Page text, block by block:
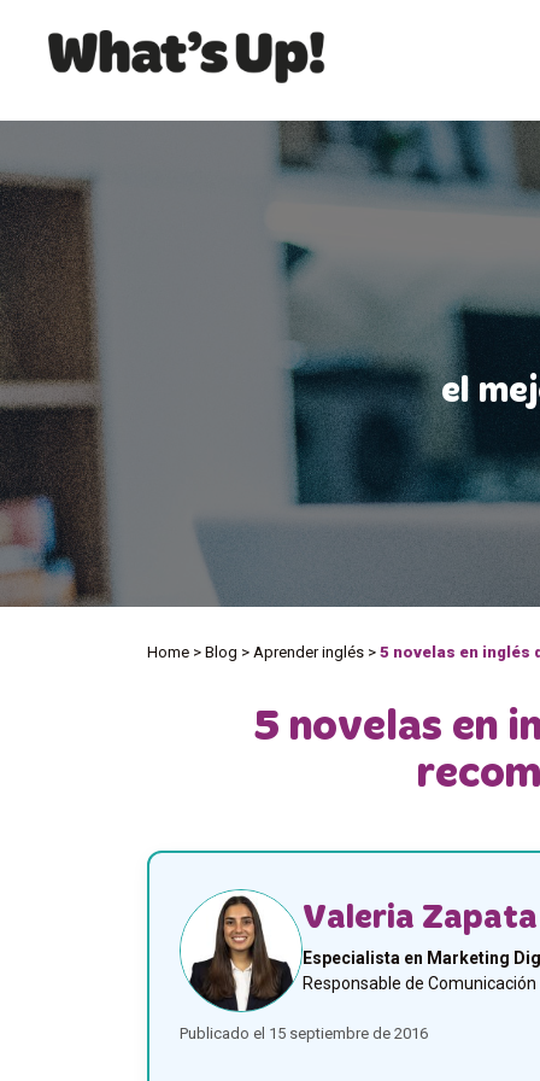
el
Home > Blog > Aprender inglés > 5 novelas en inglés
5 novelas en
Valeria Zapata
Especialista en Marketing
Responsable de
Publicado el 15 septiembre de 2016